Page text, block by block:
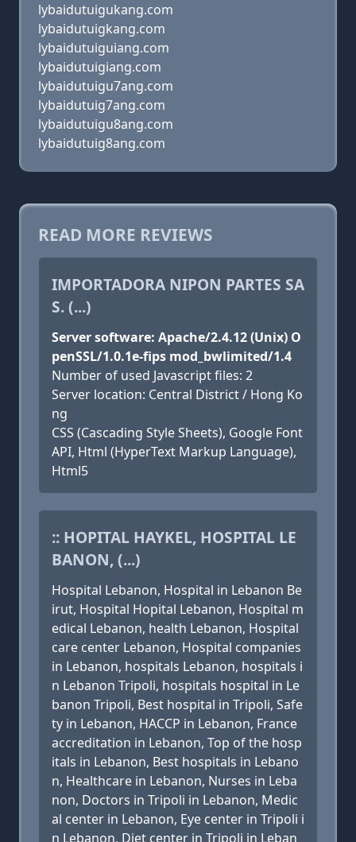
lybaidutuigukang.com
lybaidutuigkang.com
lybaidutuiguiang.com
lybaidutuigiang.com
lybaidutuigu7ang.com
lybaidutuig7ang.com
lybaidutuigu8ang.com
lybaidutuig8ang.com
READ MORE REVIEWS
IMPORTADORA NIPON PARTES SA
S. (...)
Server software: Apache/2.4.12 (Unix) O
penSSL/1.0.1e-fips mod_bwlimited/1.4
Number of used Javascript files: 2
Server location: Central District / Hong Ko
ng
CSS (Cascading Style Sheets), Google Font
API, Html (HyperText Markup Language),
Html5
:: HOPITAL HAYKEL, HOSPITAL LE
BANON, (...)
Hospital Lebanon, Hospital in Lebanon Be
irut, Hospital Hopital Lebanon, Hospital m
edical Lebanon, health Lebanon, Hospital
care center Lebanon, Hospital companies
in Lebanon, hospitals Lebanon, hospitals i
n Lebanon Tripoli, hospitals hospital in Le
banon Tripoli, Best hospital in Tripoli, Safe
ty in Lebanon, HACCP in Lebanon, France
accreditation in Lebanon, Top of the hosp
itals in Lebanon, Best hospitals in Lebano
n, Healthcare in Lebanon, Nurses in Leba
non, Doctors in Tripoli in Lebanon, Medic
al center in Lebanon, Eye center in Tripoli i
n Lebanon, Diet center in Tripoli in Leban